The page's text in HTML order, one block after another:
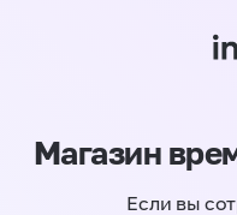
Магазин
Если вы